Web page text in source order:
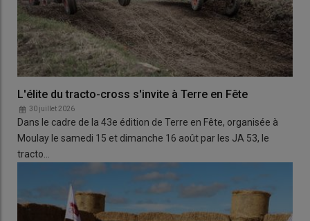
L'élite du tracto-cross s'invite à Terre en Fête
30 juillet 2026
Dans le cadre de la 43e édition de Terre en Fête, organisée à
Moulay le samedi 15 et dimanche 16 août par les JA 53, le
tracto…